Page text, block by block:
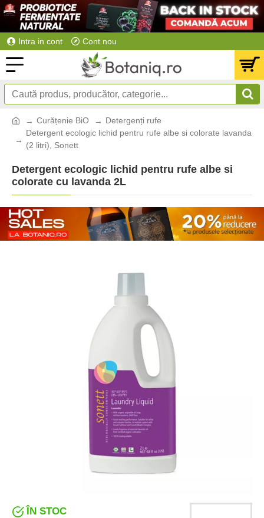
Intra in cont Cont nou
Curățenie BiO
Detergenți rufe
Detergent ecologic lichid pentru rufe albe si colorate lavanda
(2 litri), Sonett
Detergent ecologic lichid pentru rufe albe si
colorate cu lavanda 2L
ÎN STOC